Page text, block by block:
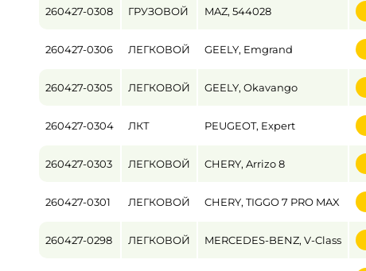
260427-0308 ГРУЗОВОЙ MAZ, 544028
260427-0306 ЛЕГКОВОЙ GEELY, Emgrand
260427-0305 ЛЕГКОВОЙ GEELY, Okavango
260427-0304 ЛКТ PEUGEOT, Expert
260427-0303 ЛЕГКОВОЙ CHERY, Arrizo 8
260427-0301 ЛЕГКОВОЙ CHERY, TIGGO 7 PRO MAX
260427-0298 ЛЕГКОВОЙ MERCEDES-BENZ, V-Class